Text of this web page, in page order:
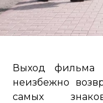
Выход фильма
неизбежно
самых